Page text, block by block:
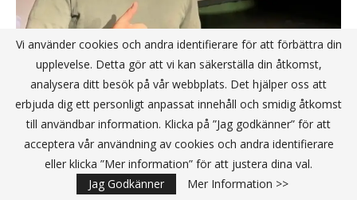
Fredrik Belin: Från utmaningar till
entreprenörskap – och en vilja att
hjälpa andra hitta sina drömmar
Succékväll när För-orten 2024 korade sina
Vi använder cookies och andra identifierare för att förbättra din
upplevelse. Detta gör att vi kan säkerställa din åtkomst,
analysera ditt besök på vår webbplats. Det hjälper oss att
erbjuda dig ett personligt anpassat innehåll och smidig åtkomst
till användbar information. Klicka på ”Jag godkänner” för att
acceptera vår användning av cookies och andra identifierare
eller klicka ”Mer information” för att justera dina val.
Jag Godkänner
Mer Information >>